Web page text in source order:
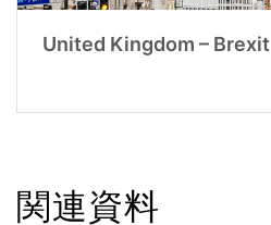
United Kingdom – Brexit
関連資料